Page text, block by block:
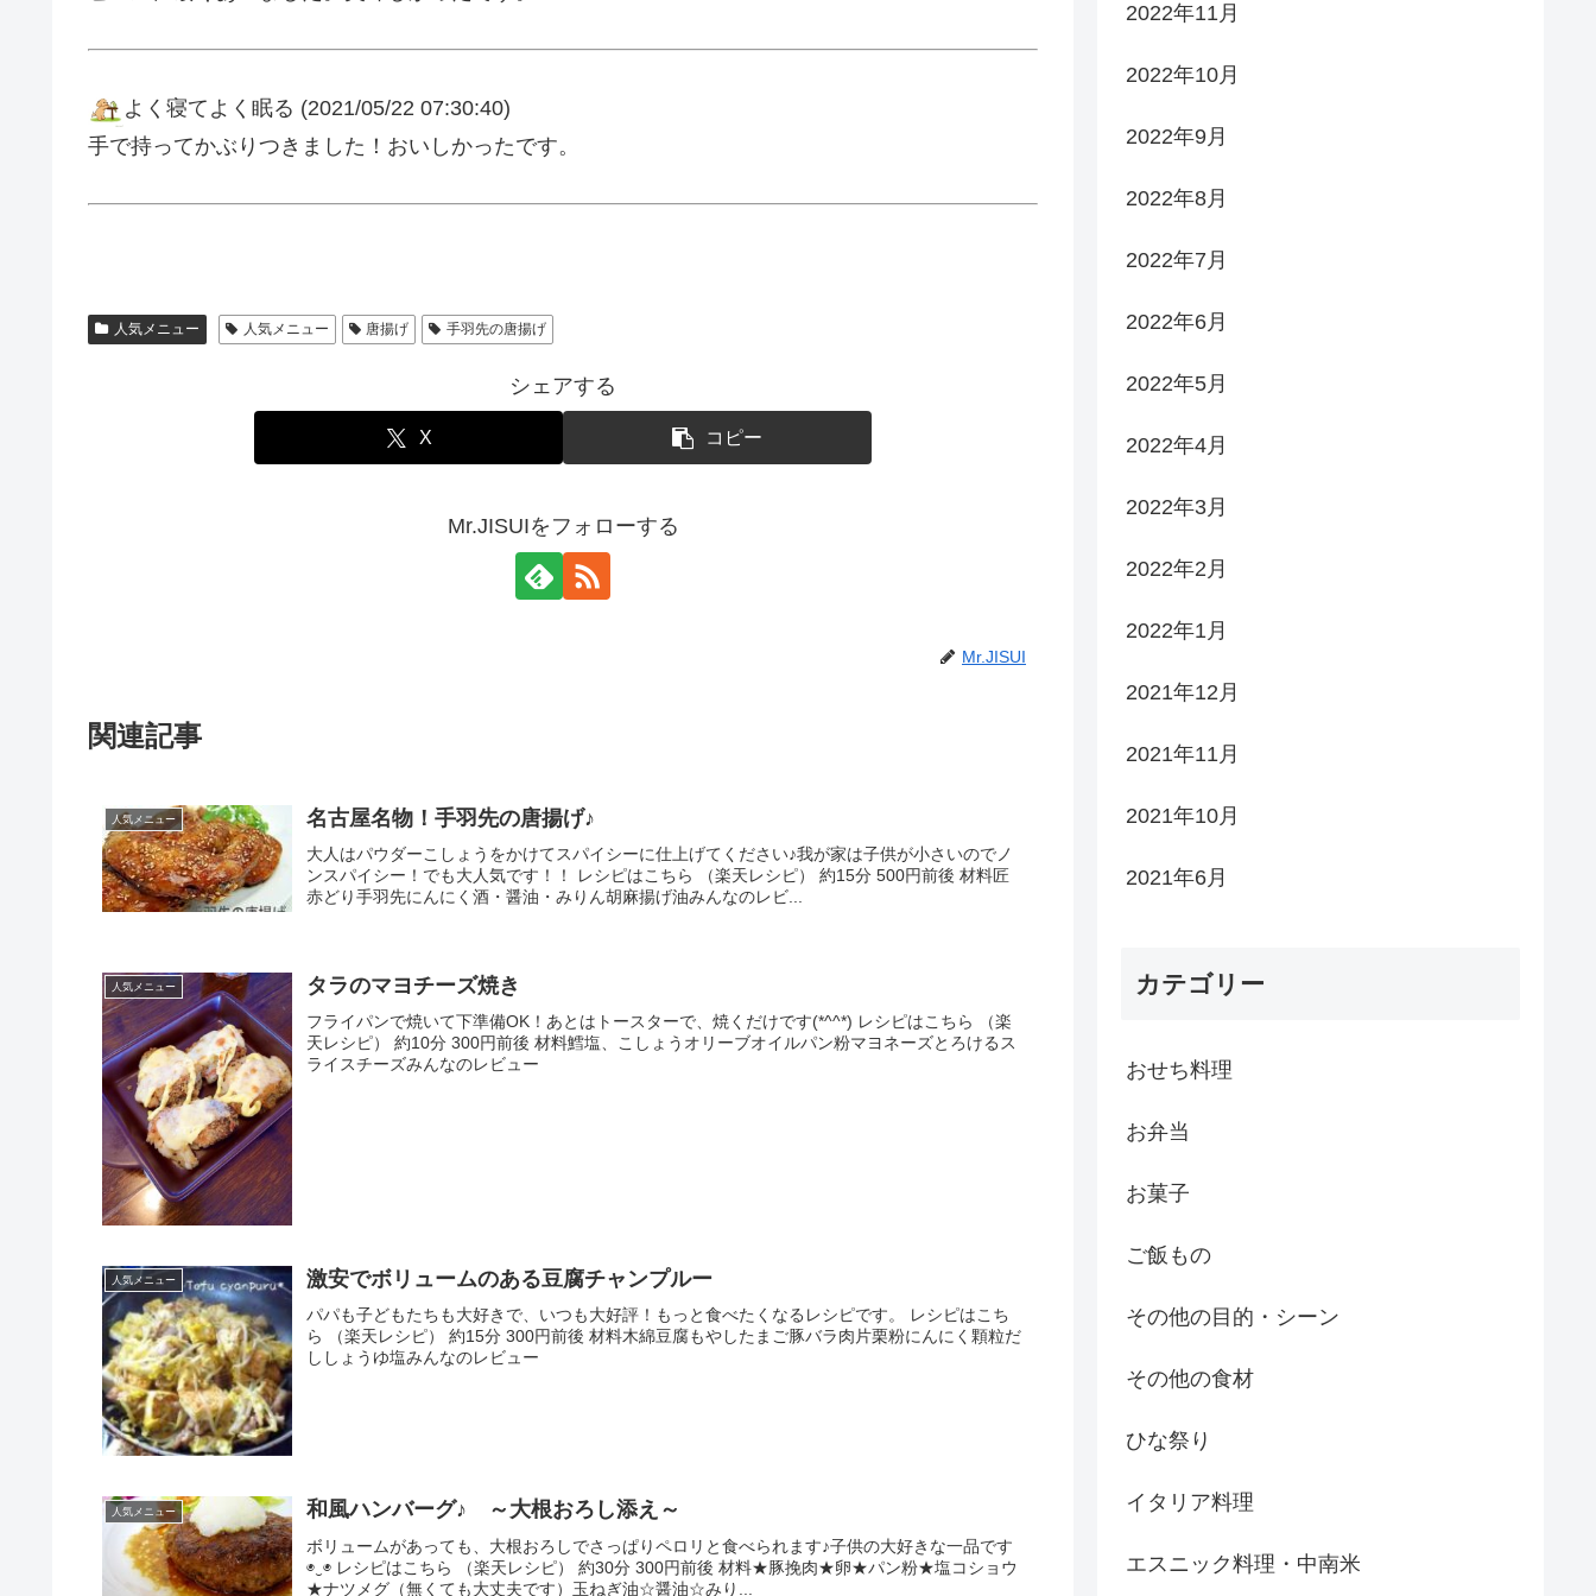
よく寝てよく眠る (2021/05/22 07:30:40)
手で持ってかぶりつきました！おいしかったです。
人気メニュー 人気メニュー 唐揚げ 手羽先の唐揚げ
シェアする
X コピー
Mr.JISUIをフォローする
Mr.JISUI
関連記事
人気メニュー 名古屋名物！手羽先の唐揚げ♪
大人はパウダーこしょうをかけてスパイシーに仕上げてください♪我が家は子供が小さいのでノ
ンスパイシー！でも大人気です！！ レシピはこちら （楽天レシピ） 約15分 500円前後 材料匠
赤どり手羽先にんにく酒・醤油・みりん胡麻揚げ油みんなのレビ...
人気メニュー タラのマヨチーズ焼き
フライパンで焼いて下準備OK！あとはトースターで、焼くだけです(*^^*) レシピはこちら （楽
天レシピ） 約10分 300円前後 材料鱈塩、こしょうオリーブオイルパン粉マヨネーズとろけるス
ライスチーズみんなのレビュー
人気メニュー 激安でボリュームのある豆腐チャンプルー
パパも子どもたちも大好きで、いつも大好評！もっと食べたくなるレシピです。 レシピはこち
ら （楽天レシピ） 約15分 300円前後 材料木綿豆腐もやしたまご豚バラ肉片栗粉にんにく顆粒だ
ししょうゆ塩みんなのレビュー
人気メニュー 和風ハンバーグ♪ ～大根おろし添え～
ボリュームがあっても、大根おろしでさっぱりペロリと食べられます♪子供の大好きな一品です
◉‿◉ レシピはこちら （楽天レシピ） 約30分 300円前後 材料★豚挽肉★卵★パン粉★塩コショウ
★ナツメグ（無くても大丈夫です）玉ねぎ油☆醤油☆みり...
2022年11月
2022年10月
2022年9月
2022年8月
2022年7月
2022年6月
2022年5月
2022年4月
2022年3月
2022年2月
2022年1月
2021年12月
2021年11月
2021年10月
2021年6月
カテゴリー
おせち料理
お弁当
お菓子
ご飯もの
その他の目的・シーン
その他の食材
ひな祭り
イタリア料理
エスニック料理・中南米